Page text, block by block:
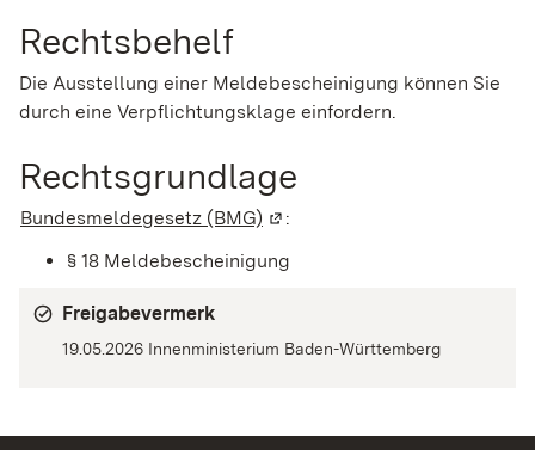
Rechtsbehelf
Die Ausstellung einer Meldebescheinigung können Sie
durch eine Verpflichtungsklage einfordern.
Rechtsgrundlage
Bundesmeldegesetz (BMG) (Wird in einem neuen Fenster
:
§ 18 Meldebescheinigung
Freigabevermerk
19.05.2026 Innenministerium Baden-Württemberg